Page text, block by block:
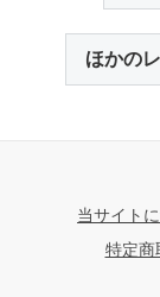
ほかの
当サイト
特定商